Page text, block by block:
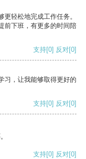
轻松地完成工作任务。
前下班，有更多的时间陪
支持[0] 反对[0]
习，让我能够取得更好的
支持[0] 反对[0]
支持[0] 反对[0]